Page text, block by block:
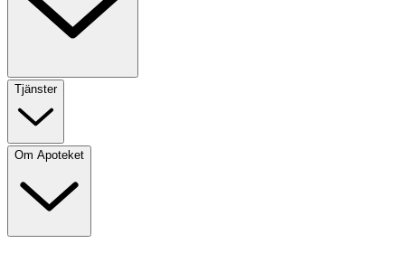
Tjänster
Om Apoteket